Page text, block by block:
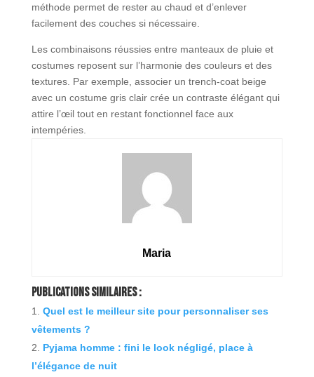
méthode permet de rester au chaud et d’enlever
facilement des couches si nécessaire.
Les combinaisons réussies entre manteaux de pluie et
costumes reposent sur l’harmonie des couleurs et des
textures. Par exemple, associer un trench-coat beige
avec un costume gris clair crée un contraste élégant qui
attire l’œil tout en restant fonctionnel face aux
intempéries.
Maria
Publications Similaires :
Quel est le meilleur site pour personnaliser ses
vêtements ?
Pyjama homme : fini le look négligé, place à
l’élégance de nuit